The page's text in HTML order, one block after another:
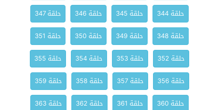
حلقة 344
حلقة 345 حلقة 346
حلقة 347
حلقة 348
حلقة 349 حلقة 350
حلقة 351
حلقة 352
حلقة 353 حلقة 354
حلقة 355
حلقة 356
حلقة 357 حلقة 358
حلقة 359
حلقة 360
حلقة 361 حلقة 362
حلقة 363